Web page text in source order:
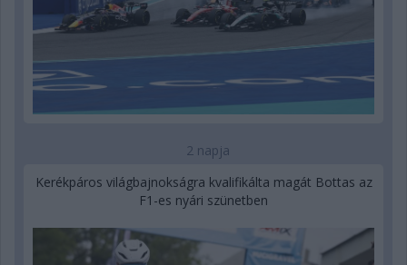
2 napja
Kerékpáros világbajnokságra kvalifikálta magát Bottas az
F1-es nyári szünetben